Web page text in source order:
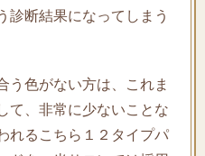
診断結果になってしまう
う色がない方は、これま
て、非常に少ないことな
れるこちら１２タイプパ